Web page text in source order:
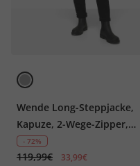
Wende Long-Steppjacke,
Kapuze, 2-Wege-Zipper,
Daunenoptik-Wattierung,
fällt kleiner aus
- 72%
119,99€ 33,99€